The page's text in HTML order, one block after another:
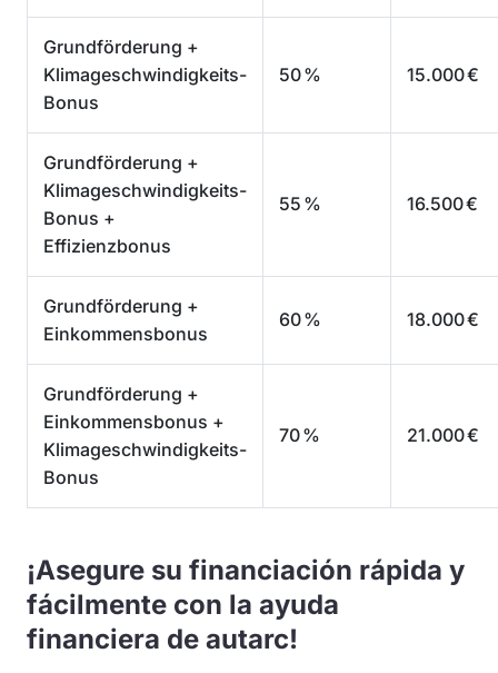
Grundförderung +
Klimageschwindigkeits-
Bonus
50 % 15.000 €
Grundförderung +
Klimageschwindigkeits-
Bonus +
Effizienzbonus
55 % 16.500 €
Grundförderung +
Einkommensbonus
60 % 18.000 €
Grundförderung +
Einkommensbonus +
Klimageschwindigkeits-
Bonus
70 % 21.000 €
¡Asegure su financiación rápida y
fácilmente con la ayuda
financiera de autarc!